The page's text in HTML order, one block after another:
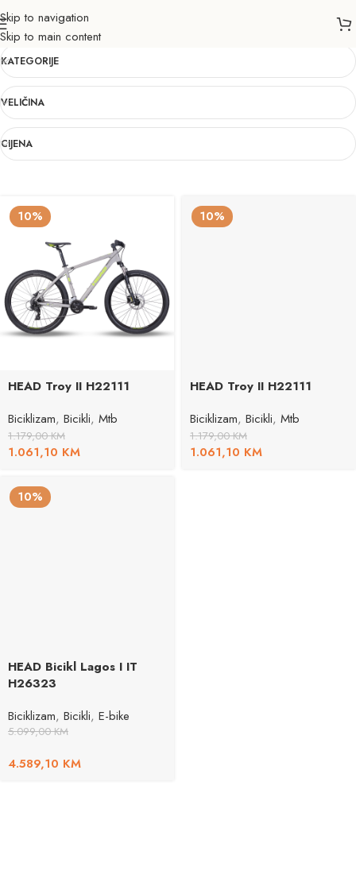
Skip to navigation
Skip to main content
27,5/46
KATEGORIJE
VELIČINA
CIJENA
10%
HEAD Troy II H22111
Biciklizam, Bicikli, Mtb
1.179,00KM
1.061,10 KM
10%
HEAD Troy II H22111
Biciklizam, Bicikli, Mtb
1.179,00KM
1.061,10 KM
10%
HEAD Bicikl Lagos I IT
H26323
Biciklizam, Bicikli, E-bike
5.099,00KM
4.589,10 KM